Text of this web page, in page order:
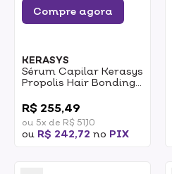
Compre agora
KERASYS
Sérum Capilar Kerasys
Propolis Hair Bonding
R$ 255,49
ou 5x de R$ 51,10
ou R$ 242,72 no PIX